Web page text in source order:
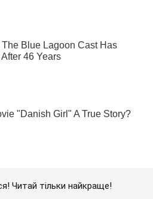
Читай тільки найкраще!